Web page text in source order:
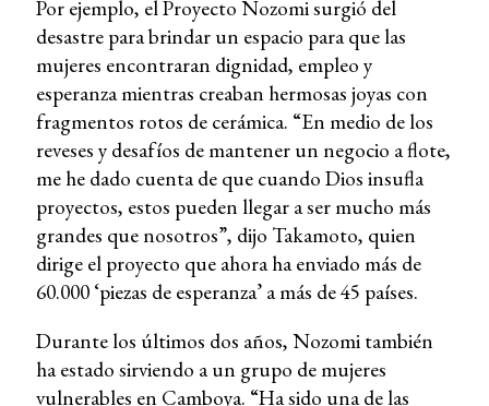
Por ejemplo, el Proyecto Nozomi surgió del
desastre para brindar un espacio para que las
mujeres encontraran dignidad, empleo y
esperanza mientras creaban hermosas joyas con
fragmentos rotos de cerámica. “En medio de los
reveses y desafíos de mantener un negocio a flote,
me he dado cuenta de que cuando Dios insufla
proyectos, estos pueden llegar a ser mucho más
grandes que nosotros”, dijo Takamoto, quien
dirige el proyecto que ahora ha enviado más de
60.000 ‘piezas de esperanza’ a más de 45 países.
Durante los últimos dos años, Nozomi también
ha estado sirviendo a un grupo de mujeres
vulnerables en Camboya. “Ha sido una de las